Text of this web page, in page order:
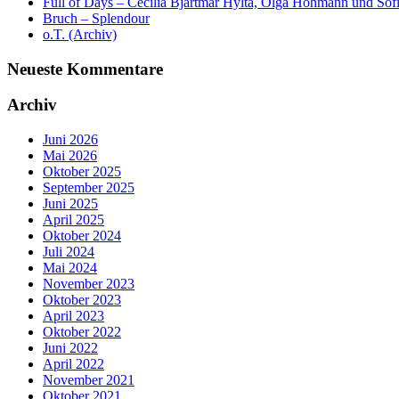
Bruch – Splendour
o.T. (Archiv)
Neueste Kommentare
Archiv
Juni 2026
Mai 2026
Oktober 2025
September 2025
Juni 2025
April 2025
Oktober 2024
Juli 2024
Mai 2024
November 2023
Oktober 2023
April 2023
Oktober 2022
Juni 2022
April 2022
November 2021
Oktober 2021